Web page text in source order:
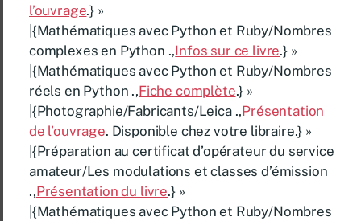
l’ouvrage.} »
|{Mathématiques avec Python et Ruby/Nombres
complexes en Python .,Infos sur ce livre.} »
|{Mathématiques avec Python et Ruby/Nombres
réels en Python .,Fiche complète.} »
|{Photographie/Fabricants/Leica .,Présentation
de l’ouvrage. Disponible chez votre libraire.} »
|{Préparation au certificat d’opérateur du service
amateur/Les modulations et classes d’émission
.,Présentation du livre.} »
|{Mathématiques avec Python et Ruby/Nombres